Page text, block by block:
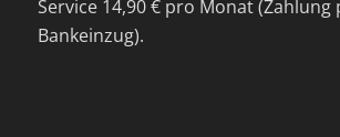
Service 14,90 € pro Monat (Zahlung
Bankeinzug).